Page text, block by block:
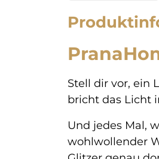
Stell dir vor, ein
bricht das Licht
Und jedes Mal,
wohlwollender